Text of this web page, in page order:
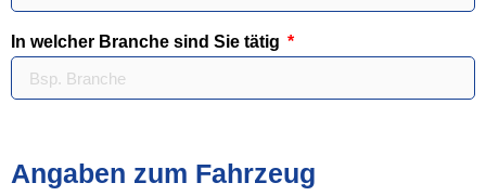
In welcher Branche sind Sie tätig
Angaben zum Fahrzeug